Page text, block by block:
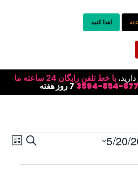
اهدا کنید
با خط تلفن رایگان 24 ساعته ما
877-854- 7 روز هفته
جستجو 5/20/